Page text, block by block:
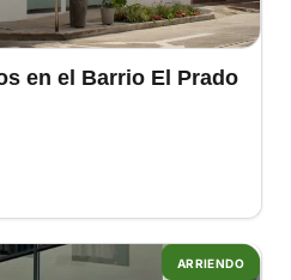
en el Barrio El Prado
ARRIENDO